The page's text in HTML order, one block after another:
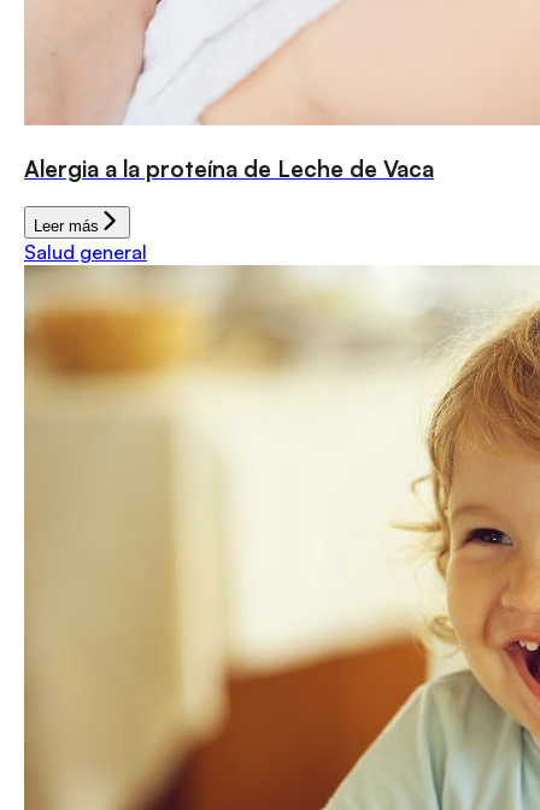
Alergia a la proteína de Leche de Vaca
Leer más
Salud general